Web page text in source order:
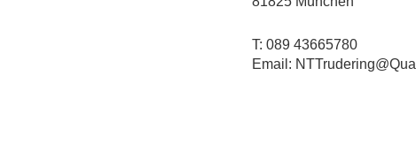
T: 089 43665780
Email: